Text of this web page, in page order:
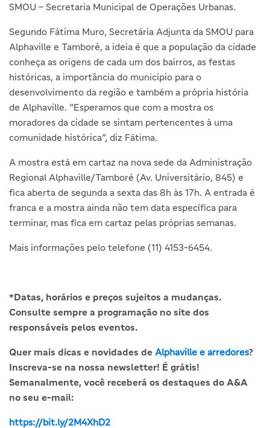
SMOU – Secretaria Municipal de Operações Urbanas.
Segundo Fátima Muro, Secretária Adjunta da SMOU para
Alphaville e Tamboré, a ideia é que a população da cidade
conheça as origens de cada um dos bairros, as festas
históricas, a importância do município para o
desenvolvimento da região e também a própria história
de Alphaville. “Esperamos que com a mostra os
moradores da cidade se sintam pertencentes à uma
comunidade histórica”, diz Fátima.
A mostra está em cartaz na nova sede da Administração
Regional Alphaville/Tamboré (Av. Universitário, 845) e
fica aberta de segunda a sexta das 8h às 17h. A entrada é
franca e a mostra ainda não tem data específica para
terminar, mas fica em cartaz pelas próprias semanas.
Mais informações pelo telefone (11) 4153-6454.
*Datas, horários e preços sujeitos a mudanças.
Consulte sempre a programação no site dos
responsáveis pelos eventos.
Quer mais dicas e novidades de Alphaville e arredores?
Inscreva-se na nossa newsletter! É grátis!
Semanalmente, você receberá os destaques do A&A
no seu e-mail:
https://bit.ly/2M4XhD2